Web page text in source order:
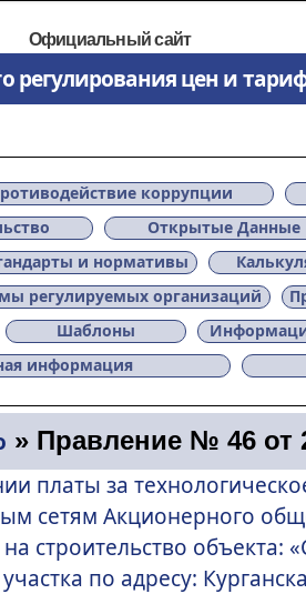
Официальный сайт
регулирования цен и
коррупции
Открытые Данные
и нормативы
регулируемых организаций
Шаблоны
информация
» Правление № 46 от
платы за
сетям Акционерного
строительство объекта:
по адресу: